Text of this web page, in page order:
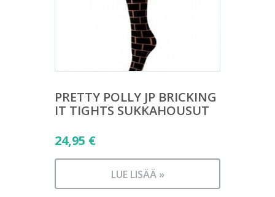
PRETTY POLLY JP BRICKING
IT TIGHTS SUKKAHOUSUT
24,95 €
LUE LISÄÄ »